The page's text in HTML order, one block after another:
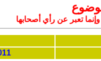
تعبر عن رأي أصحابها
8 - 19:12